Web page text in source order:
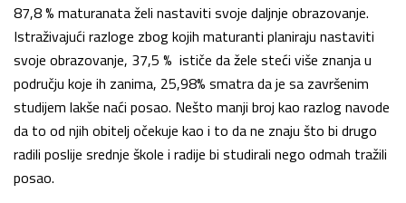
87,8 % maturanata želi nastaviti svoje daljnje obrazovanje.
Istraživajući razloge zbog kojih maturanti planiraju nastaviti
svoje obrazovanje, 37,5 % ističe da žele steći više znanja u
području koje ih zanima, 25,98% smatra da je sa završenim
studijem lakše naći posao. Nešto manji broj kao razlog navode
da to od njih obitelj očekuje kao i to da ne znaju što bi drugo
radili poslije srednje škole i radije bi studirali nego odmah tražili
posao.